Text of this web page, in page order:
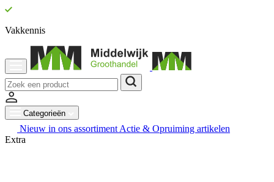
Vakkennis
Categorieën
Nieuw in ons assortiment Actie & Opruiming artikelen
Extra